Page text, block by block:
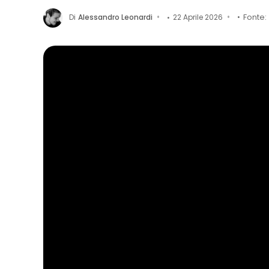
Di Alessandro Leonardi 22 Aprile 2026 Fonte: